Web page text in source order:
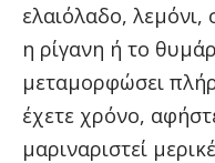
ελαιόλαδο,
η ρίγανη ή το
μεταμορφώσει
έχετε χρόνο,
μαριναριστεί